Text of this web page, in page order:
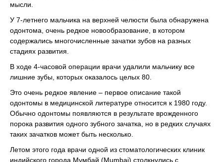
мысли.
У 7-летнего мальчика на верхней челюсти была обнаружена
одонтома, очень редкое новообразование, в котором
содержались многочисленные зачатки зубов на разных
стадиях развития.
В ходе 4-часовой операции врачи удалили мальчику все
лишние зубы, которых оказалось целых 80.
Это очень редкое явление – первое описание такой
одонтомы в медицинской литературе относится к 1980 году.
Обычно одонтомы появляются в результате врожденного
порока развития одного зубного зачатка, но в редких случаях
таких зачатков может быть несколько.
Летом этого года врачи одной из стоматологических клиник
индийского города Мумбай (Mumbai) столкнулись с